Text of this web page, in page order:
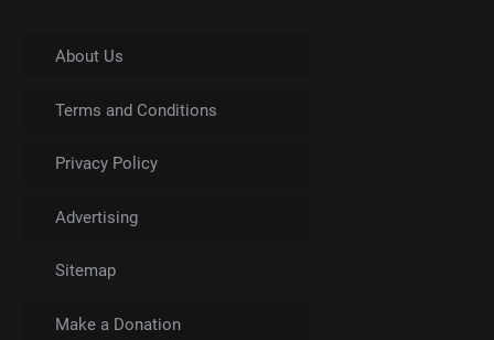
About Us
Terms and Conditions
Privacy Policy
Advertising
Sitemap
Make a Donation